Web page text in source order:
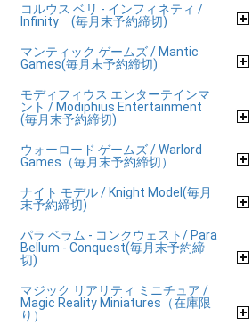
コルウス ベリ - インフィネティ /
Infinity (毎月末予約締切)
マンティック ゲームズ / Mantic
Games(毎月末予約締切)
モディフィウス エンターテインマ
ント / Modiphius Entertainment
(毎月末予約締切)
ウォーロード ゲームズ / Warlord
Games（毎月末予約締切）
ナイト モデル / Knight Model(毎月
末予約締切)
パラ ベラム - コンクウェスト/ Para
Bellum - Conquest(毎月末予約締
切)
マジック リアリティ ミニチュア /
Magic Reality Miniatures（在庫限
り）